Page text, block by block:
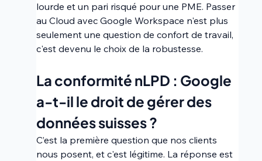
lourde et un pari risqué pour une PME. Passer
au Cloud avec Google Workspace n'est plus
seulement une question de confort de travail,
c'est devenu le choix de la robustesse.
La conformité nLPD : Google
a-t-il le droit de gérer des
données suisses ?
C’est la première question que nos clients
nous posent, et c'est légitime. La réponse est